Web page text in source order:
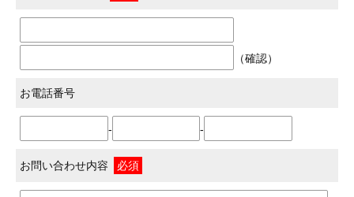
（確認）
お電話番号
- -
お問い合わせ内容 必須